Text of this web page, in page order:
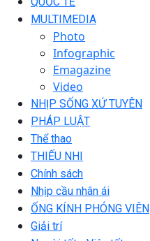
MULTIMEDIA
Photo
Infographic
Emagazine
Video
NHỊP SỐNG XỨ TUYÊN
PHÁP LUẬT
Thể thao
THIẾU NHI
Chính sách
Nhịp cầu nhân ái
ỐNG KÍNH PHÓNG VIÊN
Giải trí